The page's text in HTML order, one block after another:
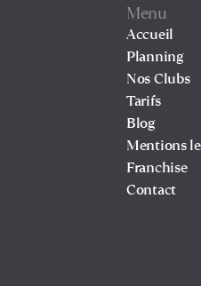
Menu
Accueil
Planning
Nos Clubs
Tarifs
Blog
Mentions
Franchise
Contact